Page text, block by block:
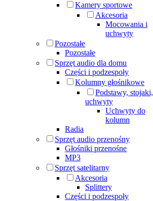
Kamery sportowe
Akcesoria
Mocowania i
uchwyty
Pozostałe
Pozostałe
Sprzęt audio dla domu
Części i podzespoły
Kolumny głośnikowe
Podstawy, stojaki,
uchwyty
Uchwyty do
kolumn
Radia
Sprzęt audio przenośny
Głośniki przenośne
MP3
Sprzęt satelitarny
Akcesoria
Splittery
Części i podzespoły